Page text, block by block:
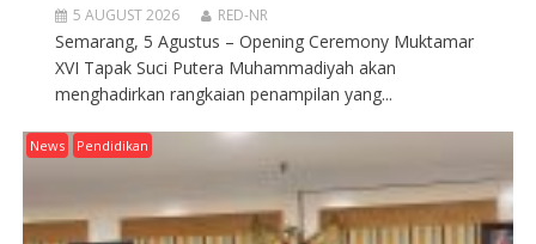
5 AUGUST 2026 RED-NR
Semarang, 5 Agustus – Opening Ceremony Muktamar
XVI Tapak Suci Putera Muhammadiyah akan
menghadirkan rangkaian penampilan yang...
News Pendidikan